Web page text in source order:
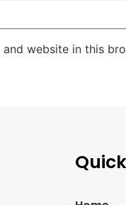
and website in this